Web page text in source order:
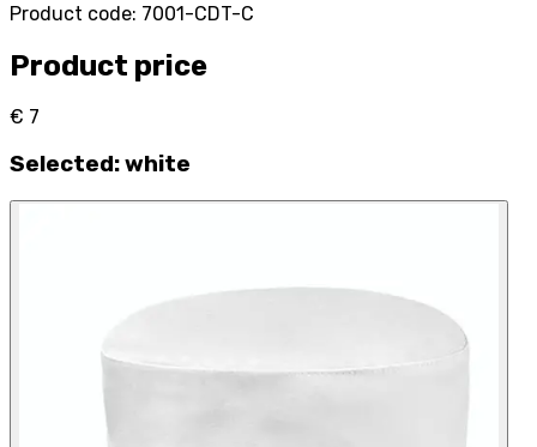
Product code: 7001-CDT-C
Product price
€ 7
Selected:white